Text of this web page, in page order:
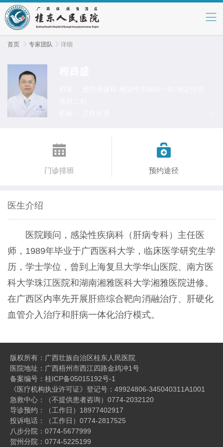
首页  专家团队  详细
等多种微创消融技术联合治疗肝癌；血管介入治
疗失代偿期肝硬化；慢乙肝和慢丙肝抗病毒治
治。

门诊排班

预约途径
医生介绍
医院顾问，感染性疾病科（肝病专科）主任医
师，1989年毕业于广西医科大学，临床医学研究生学
历，学士学位，曾到上海复旦大学华山医院、南方医
科大学珠江医院和湖南湘雅医科大学湘雅医院进修。
在广西区内率先开展肝癌综合靶向消融治疗、肝硬化
血管介入治疗和肝病一体化治疗模式。
版权所有：广西壮族自治区桂东人民医院
医院地址：广西梧州市西江四路金鸡冲1号
备案编号： 桂ICP备05015192号-1
《医疗机构执业许可证》登记号：49924806-345040311A1001
急救中心：（不提供患者咨询）0774-2032120
导诊预约：（工作日）18977402917
投诉电话：（工作日）0774-2817525
八步分院：0774-5677999
贺州分院：0774-5225199